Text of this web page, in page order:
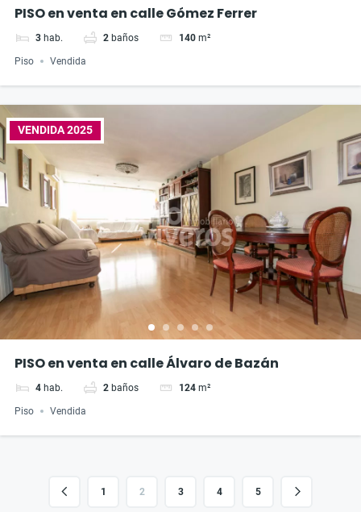
PISO en venta en calle Gómez Ferrer
3 hab. 2 baños 140 m²
Piso Vendida
VENDIDA 2025
PISO en venta en calle Álvaro de Bazán
4 hab. 2 baños 124 m²
Piso Vendida
1 2 3 4 5